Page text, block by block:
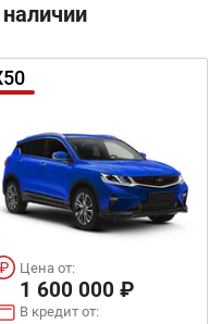
Цена от:
1 600 000 ₽
В кредит от: